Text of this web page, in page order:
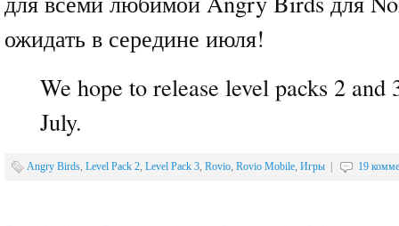
ожидать в середине июля!
We hope to release level packs 2 and
July.
Angry Birds, Level Pack 2, Level Pack 3, Rovio, Rovio Mobile, Игры 19